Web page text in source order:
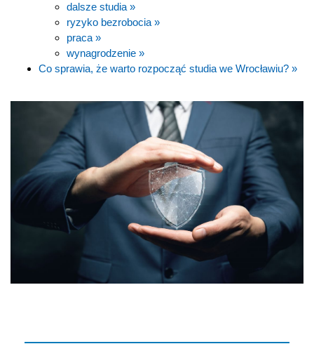
dalsze studia »
ryzyko bezrobocia »
praca »
wynagrodzenie »
Co sprawia, że warto rozpocząć studia we Wrocławiu? »